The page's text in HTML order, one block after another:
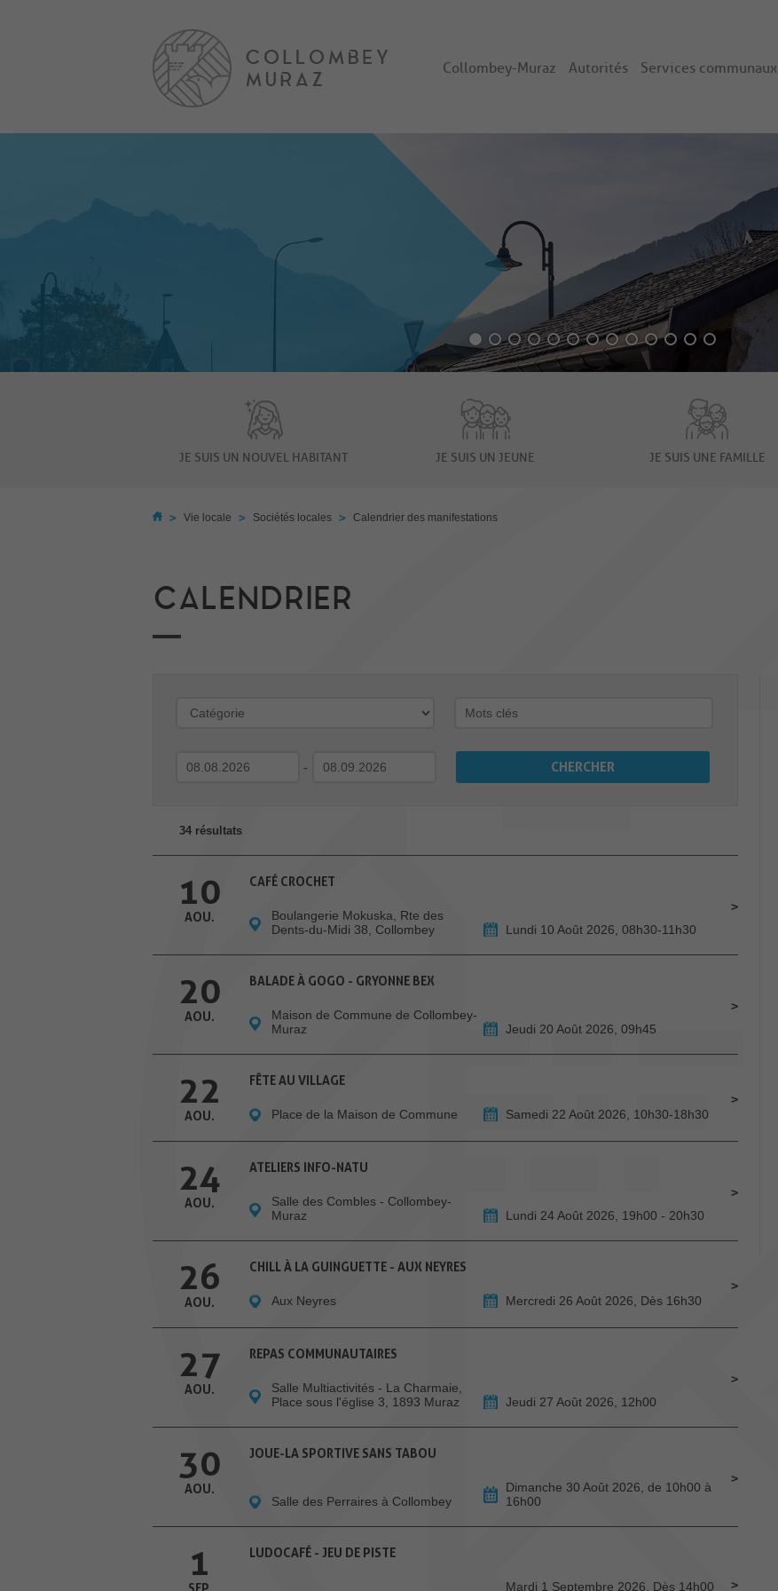
Collombey-Muraz Autorités Services communaux
JE SUIS UN NOUVEL HABITANT JE SUIS UN JEUNE JE SUIS UNE FAMILLE
> Vie locale > Sociétés locales > Calendrier des manifestations
CALENDRIER
-
34 résultats
10
AOU.
CAFÉ CROCHET
Boulangerie Mokuska, Rte des
Dents-du-Midi 38, Collombey
Lundi 10 Août 2026, 08h30-11h30
20
AOU.
BALADE À GOGO - GRYONNE BEX
Maison de Commune de Collombey-
Muraz
Jeudi 20 Août 2026, 09h45
22
AOU.
FÊTE AU VILLAGE
Place de la Maison de Commune Samedi 22 Août 2026, 10h30-18h30
24
AOU.
ATELIERS INFO-NATU
Salle des Combles - Collombey-
Muraz
Lundi 24 Août 2026, 19h00 - 20h30
26
AOU.
CHILL À LA GUINGUETTE - AUX NEYRES
Aux Neyres Mercredi 26 Août 2026, Dès 16h30
27
AOU.
REPAS COMMUNAUTAIRES
Salle Multiactivités - La Charmaie,
Place sous l'église 3, 1893 Muraz
Jeudi 27 Août 2026, 12h00
30
AOU.
JOUE-LA SPORTIVE SANS TABOU
Salle des Perraires à Collombey
Dimanche 30 Août 2026, de 10h00 à
16h00
1 LUDOCAFÉ - JEU DE PISTE
Mardi 1 Septembre 2026, Dès 14h00